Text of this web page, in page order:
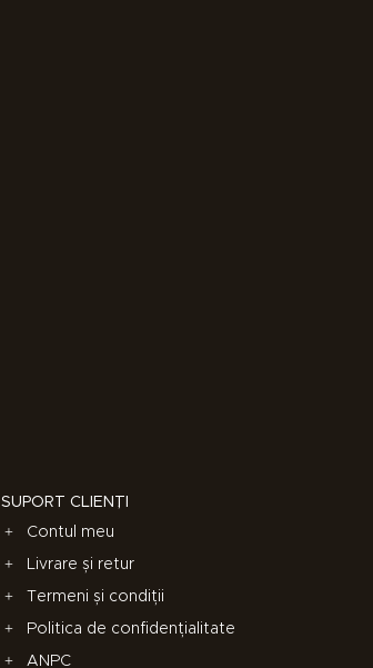
SUPORT CLIENȚI
Contul meu
Livrare și retur
Termeni și condiții
Politica de confidențialitate
ANPC